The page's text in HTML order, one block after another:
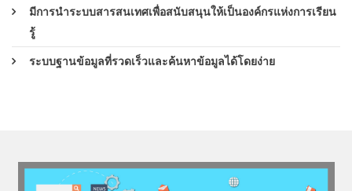
มีการนำระบบสารสนเทศเพื่อสนับสนุนให้เป็นองค์กรแห่งการเรียน
รู้
ระบบฐานข้อมูลที่รวดเร็วและค้นหาข้อมูลได้โดยง่าย